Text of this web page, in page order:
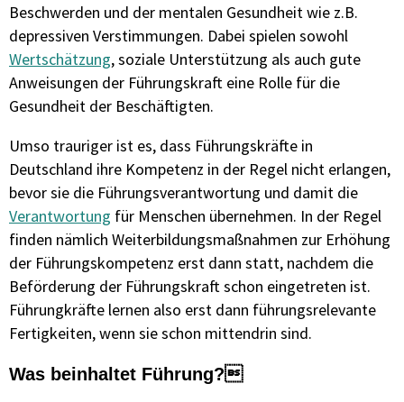
Beschwerden und der mentalen Gesundheit wie z.B.
depressiven Verstimmungen. Dabei spielen sowohl
Wertschätzung, soziale Unterstützung als auch gute
Anweisungen der Führungskraft eine Rolle für die
Gesundheit der Beschäftigten.
Umso trauriger ist es, dass Führungskräfte in
Deutschland ihre Kompetenz in der Regel nicht erlangen,
bevor sie die Führungsverantwortung und damit die
Verantwortung für Menschen übernehmen. In der Regel
finden nämlich Weiterbildungsmaßnahmen zur Erhöhung
der Führungskompetenz erst dann statt, nachdem die
Beförderung der Führungskraft schon eingetreten ist.
Führungkräfte lernen also erst dann führungsrelevante
Fertigkeiten, wenn sie schon mittendrin sind.
Was beinhaltet Führung?